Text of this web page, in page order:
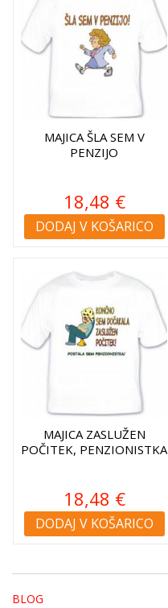
MAJICA ŠLA SEM V
PENZIJO
18,48 €
DODAJ V KOŠARICO
MAJICA ZASLUŽEN
POČITEK, PENZIONISTKA
18,48 €
DODAJ V KOŠARICO
BLOG